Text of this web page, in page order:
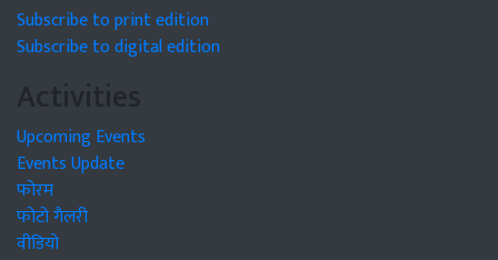
Subscribe to print edition
Subscribe to digital edition
Activities
Upcoming Events
Events Update
फोरम
फोटो गैलरी
वीडियो